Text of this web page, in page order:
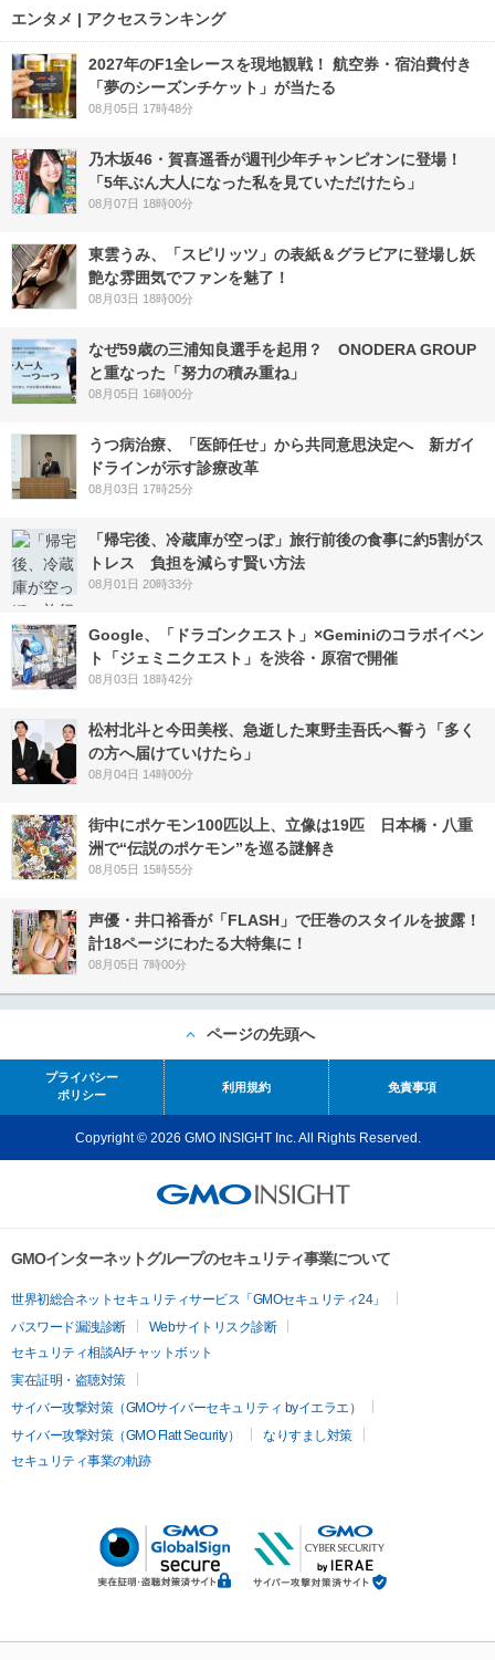
エンタメ | アクセスランキング
2027年のF1全レースを現地観戦！ 航空券・宿泊費付き
「夢のシーズンチケット」が当たる
08月05日 17時48分
乃木坂46・賀喜遥香が週刊少年チャンピオンに登場！
「5年ぶん大人になった私を見ていただけたら」
08月07日 18時00分
東雲うみ、「スピリッツ」の表紙＆グラビアに登場し妖
艶な雰囲気でファンを魅了！
08月03日 18時00分
なぜ59歳の三浦知良選手を起用？ ONODERA GROUP
と重なった「努力の積み重ね」
08月05日 16時00分
うつ病治療、「医師任せ」から共同意思決定へ 新ガイ
ドラインが示す診療改革
08月03日 17時25分
「帰宅後、冷蔵庫が空っぽ」旅行前後の食事に約5割がス
トレス 負担を減らす賢い方法
08月01日 20時33分
Google、「ドラゴンクエスト」×Geminiのコラボイベン
ト「ジェミニクエスト」を渋谷・原宿で開催
08月03日 18時42分
松村北斗と今田美桜、急逝した東野圭吾氏へ誓う「多く
の方へ届けていけたら」
08月04日 14時00分
街中にポケモン100匹以上、立像は19匹 日本橋・八重
洲で“伝説のポケモン”を巡る謎解き
08月05日 15時55分
声優・井口裕香が「FLASH」で圧巻のスタイルを披露！
計18ページにわたる大特集に！
08月05日 7時00分
ページの先頭へ
プライバシー
ポリシー
利用規約 免責事項
Copyright © 2026 GMO INSIGHT Inc. All Rights Reserved.
GMOインターネットグループのセキュリティ事業について
世界初総合ネットセキュリティサービス「GMOセキュリティ24」
パスワード漏洩診断
Webサイトリスク診断
セキュリティ相談AIチャットボット
実在証明・盗聴対策
サイバー攻撃対策（GMOサイバーセキュリティ byイエラエ）
サイバー攻撃対策（GMO Flatt Security）
なりすまし対策
セキュリティ事業の軌跡